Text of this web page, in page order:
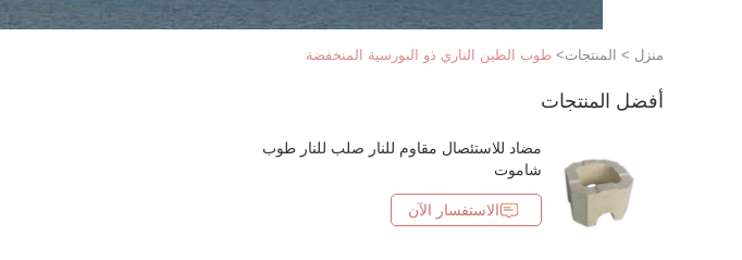
منزل > المنتجات> طوب الطين الناري ذو البورسية المنخفضة
أفضل المنتجات
مضاد للاستئصال مقاوم للنار صلب للنار طوب
شاموت
الاستفسار الآن